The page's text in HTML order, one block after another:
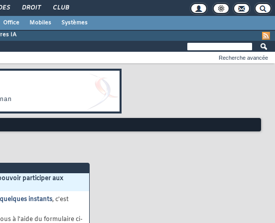
DROIT CLUB
Office Mobiles
Systèmes
IA
Recherche avancée
participer aux
instants, c'est
à l'aide du formulaire ci-